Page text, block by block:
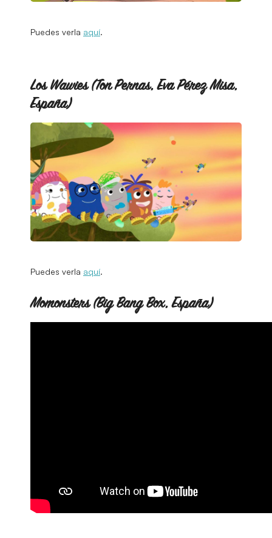
Puedes verla aquí.
Los Wawies (Ton Pernas, Eva Pérez Misa,
España)
Puedes verla aquí.
Momonsters (Big Bang Box, España)